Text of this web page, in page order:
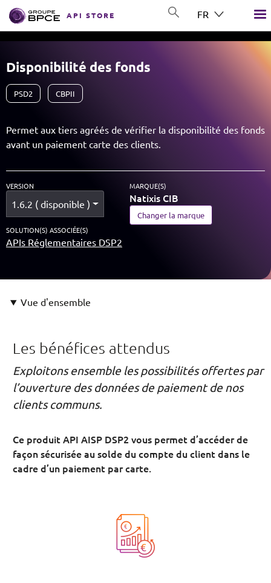
Aller au contenu principal
GROUP BPCE
API STORE FR
Disponibilité des fonds
PSD2 CBPII
Permet aux tiers agréés de vérifier la disponibilité des fonds
avant un paiement carte des clients.
VERSION
1.6.2 ( disponible )
MARQUE(S)
Natixis CIB
Changer la marque
SOLUTION(S) ASSOCIÉE(S)
APIs Réglementaires DSP2
Vue d'ensemble
Les bénéfices attendus
Exploitons ensemble les possibilités offertes par
l’ouverture des données de paiement de nos
clients communs.
Ce produit API AISP DSP2 vous permet d’accéder de
façon sécurisée au solde du compte du client dans le
cadre d’un paiement par carte.
Image